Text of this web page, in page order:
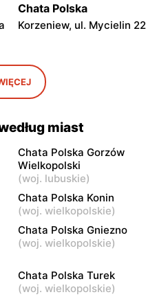
Chata Polska
Korzeniew, ul. Mycielin 22
Chata Polska
Kazimierz Biskupi, ul.
Jodłowa 1
Chata Polska
Rzgów, ul. Osiecza
Pierwsza 23
Chata Polska
Godziesze Wielkie, ul. 3
Maja 24
Chata Polska
Mogilno, ul. Dworcowa 7
Chata Polska
miast
Chata Polska Gorzów
Wielkopolski
(woj. lubuskie)
Chata Polska Konin
(woj. wielkopolskie)
Chata Polska Gniezno
(woj. wielkopolskie)
Chata Polska Turek
(woj. wielkopolskie)